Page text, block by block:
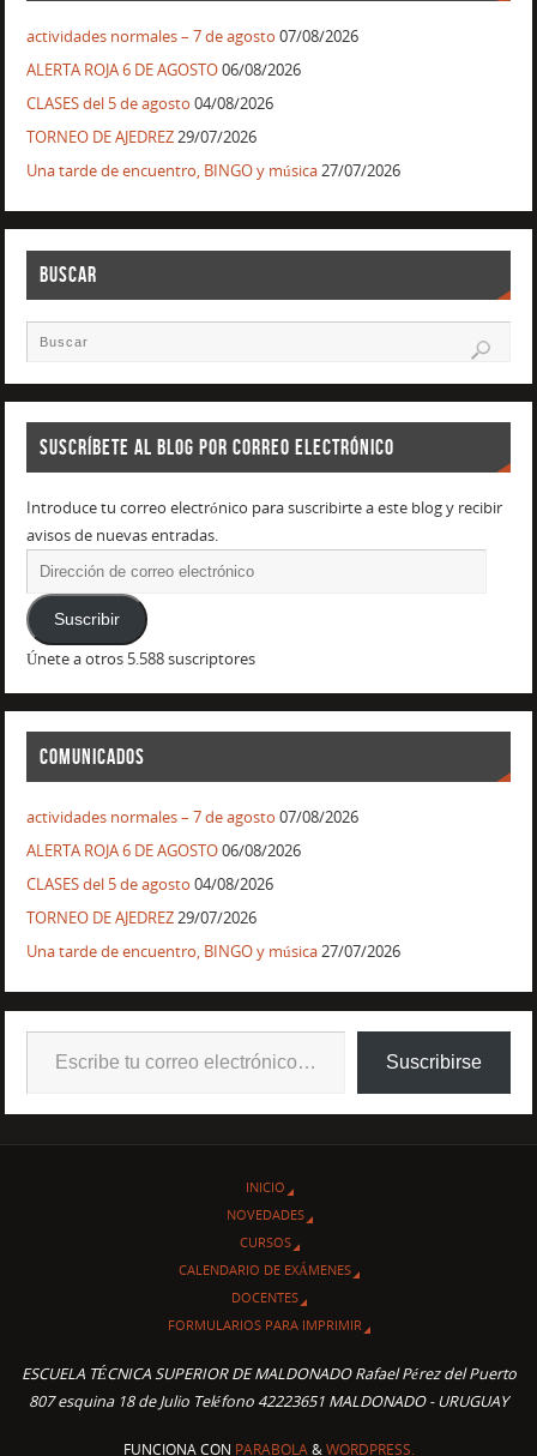
actividades normales – 7 de agosto 07/08/2026
ALERTA ROJA 6 DE AGOSTO06/08/2026
CLASES del 5 de agosto 04/08/2026
TORNEO DE AJEDREZ29/07/2026
Una tarde de encuentro, BINGO y música27/07/2026
BUSCAR
SUSCRÍBETE AL BLOG POR CORREO ELECTRÓNICO
Introduce tu correo electrónico para suscribirte a este blog y recibir
avisos de nuevas entradas.
Suscribir
Únete a otros 5.588 suscriptores
COMUNICADOS
actividades normales – 7 de agosto 07/08/2026
ALERTA ROJA 6 DE AGOSTO06/08/2026
CLASES del 5 de agosto 04/08/2026
TORNEO DE AJEDREZ29/07/2026
Una tarde de encuentro, BINGO y música27/07/2026
Suscribirse
INICIO
NOVEDADES
CURSOS
CALENDARIO DE EXÁMENES
DOCENTES
FORMULARIOS PARA IMPRIMIR
ESCUELA TÉCNICA SUPERIOR DE MALDONADO Rafael Pérez del Puerto
807 esquina 18 de Julio Teléfono 42223651 MALDONADO - URUGUAY
FUNCIONA CON PARABOLA&WORDPRESS.